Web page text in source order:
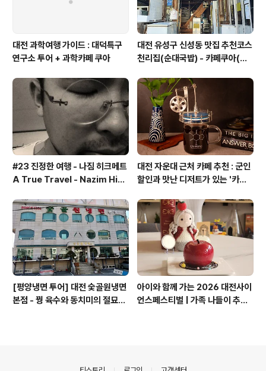
대전 과학여행 가이드 : 대덕특구
연구소 투어 + 과학카페 쿠아
대전 유성구 신성동 맛집 추천코스
천리집(순대국밥) - 카페쿠아(커
#23 진정한 여행 - 나짐 히크메트
A True Travel - Nazim Hik
대전 자운대 근처 카페 추천 : 군인
할인과 맛난 디저트가 있는 '카페
[평양냉면 투어] 대전 숯골원냉면
본점 - 꿩 육수와 동치미의 절묘한
아이와 함께 가는 2026 대전사이
언스페스티벌 | 가족 나들이 추천